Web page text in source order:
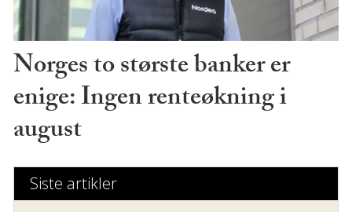
Norges to største banker er
enige: Ingen renteøkning i
august
Siste artikler